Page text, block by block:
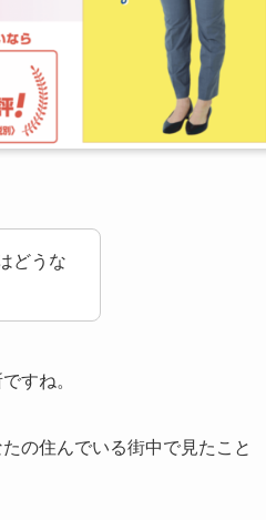
どうな
すね。
の住んでいる街中で見たこと